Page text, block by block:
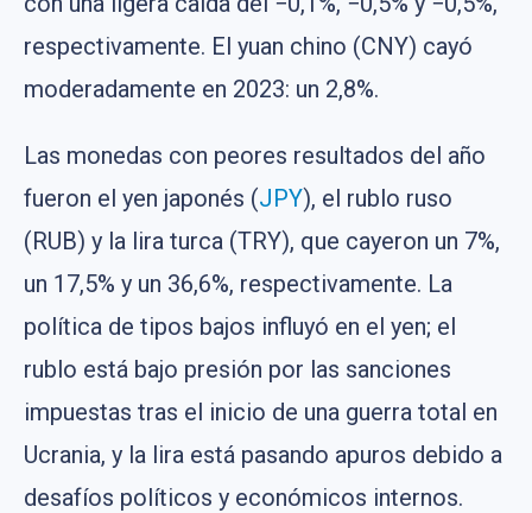
respectivamente. El yuan chino (CNY) cayó
moderadamente en 2023: un 2,8%.
Las monedas con peores resultados del año
fueron el yen japonés (JPY), el rublo ruso
(RUB) y la lira turca (TRY), que cayeron un 7%,
un 17,5% y un 36,6%, respectivamente. La
política de tipos bajos influyó en el yen; el
rublo está bajo presión por las sanciones
impuestas tras el inicio de una guerra total en
Ucrania, y la lira está pasando apuros debido a
desafíos políticos y económicos internos.